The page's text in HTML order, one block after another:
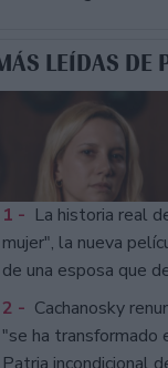
LEÍDAS DE
1 - La historia real
mujer", la nueva
de una esposa que
2 - Cachanosky
"se ha transformado